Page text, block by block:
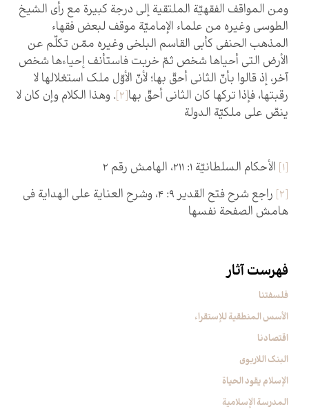
ومن المواقف الفقهيّة الملتقية إلى درجة كبيرة مع رأي الشيخ
الطوسي وغيره من علماء الإماميّة موقف لبعض فقهاء
المذهب الحنفي كأبي القاسم البلخي وغيره ممّن تكلّم عن
الأرض التي أحياها شخص ثمّ خربت فاستأنف إحياءها شخص
آخر، إذ قالوا بأنّ الثاني أحقّ بها؛ لأنّ الأوّل ملك استغلالها لا
رقبتها، فإذا تركها كان الثاني أحقّ بها[2] . وهذا الكلام وإن كان لا
ينصّ على ملكيّة الدولة
[1] الأحكام السلطانيّة 1: 211، الهامش رقم 2
[2]
راجع شرح فتح القدير 9: 4، وشرح العناية على الهداية في
هامش الصفحة نفسها
فهرست آثار
فلسفتنا
الأسس المنطقیة للإستقراء
اقتصادنا
البنک اللاربوی
الإسلام یقود الحیاة
المدرسة الإسلامیة